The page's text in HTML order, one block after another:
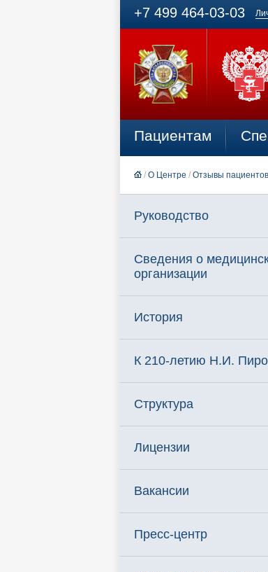
+7 499 464-03-03
Пациентам
/ О Центре / Отзывы пациентов
Руководство
Сведения о
организации
История
К 210-летию Н.И.
Структура
Лицензии
Вакансии
Пресс-центр